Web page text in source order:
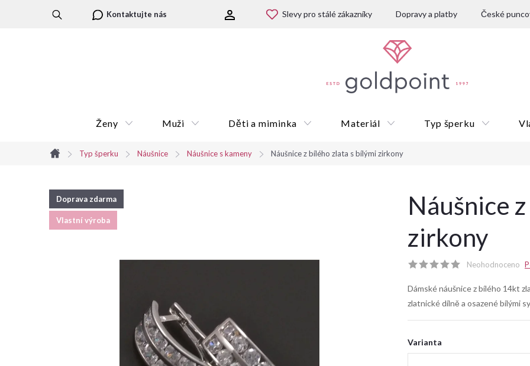
Kontaktujte nás Slevy pro stálé zákazníky Dopravy a platby České
Ženy Muži Děti a miminka Materiál Typ šperku
Dárkové poukazy
Domů
Typ šperku Náušnice Náušnice s kameny Náušnice z bílého zlata s bílými zirkony
Doprava zdarma
Vlastní výroba
Náušnice
zirkony
Neohodnoceno
Dámské náušnice z bílého 14kt
zlatnické dílně a osazené bílými
Varianta